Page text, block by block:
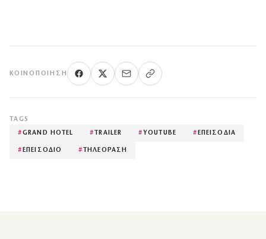
ΚΟΙΝΟΠΟΊΗΣΗ
TAGS
#GRAND HOTEL # TRAILER # YOUTUBE # ΕΠΕΙΣΟΔΙΑ
# ΕΠΕΙΣΟΔΙΟ # ΤΗΛΕΟΡΑΣΗ